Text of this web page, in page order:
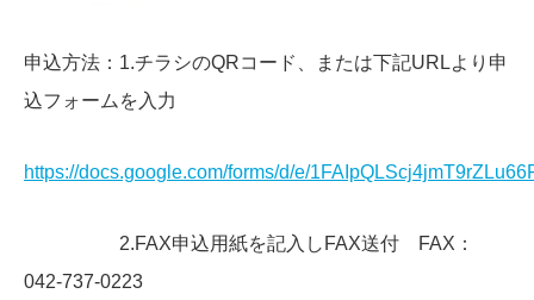
申込方法：1.チラシのQRコード、または下記URLより申
込フォームを入力
https://docs.google.com/forms/d/e/
2.FAX申込用紙を記入しFAX送付 FAX：
042-737-0223